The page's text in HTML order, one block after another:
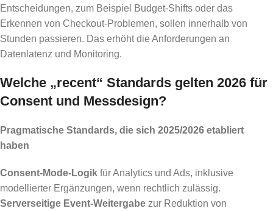
Entscheidungen, zum Beispiel Budget-Shifts oder das
Erkennen von Checkout-Problemen, sollen innerhalb von
Stunden passieren. Das erhöht die Anforderungen an
Datenlatenz und Monitoring.
Welche „recent“ Standards gelten 2026 für
Consent und Messdesign?
Pragmatische Standards, die sich 2025/2026 etabliert
haben
Consent-Mode-Logik für Analytics und Ads, inklusive
modellierter Ergänzungen, wenn rechtlich zulässig.
Serverseitige Event-Weitergabe zur Reduktion von